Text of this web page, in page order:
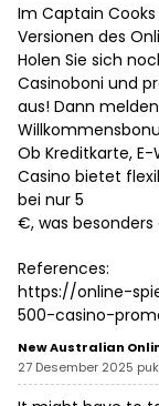
Im Captain
Versionen des
Holen Sie sich
Casinoboni und
aus! Dann
Ob Kreditkarte,
Casino bietet
bei nur 5
€, was
References:
https://online-
500-casino-
New Australian
27 Desember 2025